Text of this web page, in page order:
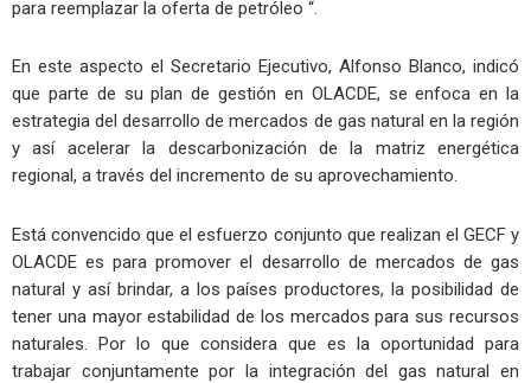
para reemplazar la oferta de petróleo “.
En este aspecto el Secretario Ejecutivo, Alfonso Blanco, indicó
que parte de su plan de gestión en OLACDE, se enfoca en la
estrategia del desarrollo de mercados de gas natural en la región
y así acelerar la descarbonización de la matriz energética
regional, a través del incremento de su aprovechamiento.
Está convencido que el esfuerzo conjunto que realizan el GECF y
OLACDE es para promover el desarrollo de mercados de gas
natural y así brindar, a los países productores, la posibilidad de
tener una mayor estabilidad de los mercados para sus recursos
naturales. Por lo que considera que es la oportunidad para
trabajar conjuntamente por la integración del gas natural en